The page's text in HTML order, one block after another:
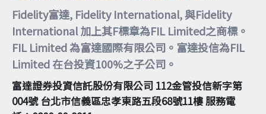
Fidelity富達, Fidelity International, 與Fidelity
International 加上其F標章為FIL Limited之商標。
FIL Limited 為富達國際有限公司。富達投信為FIL
Limited 在台投資100%之子公司。
富達證券投資信託股份有限公司 112金管投信新字第
004號 台北市信義區忠孝東路五段68號11樓 服務電